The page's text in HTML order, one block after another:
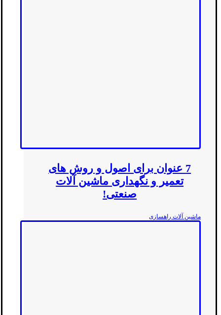
7 عنوان برای اصول و روش های
تعمیر و نگهداری ماشین آلات
صنعتی!
ماشین آلات راهسازی